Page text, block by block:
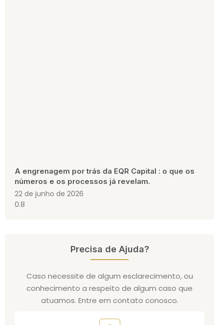
A engrenagem por trás da EQR Capital : o que os
números e os processos já revelam.
22 de junho de 2026
Precisa de Ajuda?
Caso necessite de algum esclarecimento, ou
conhecimento a respeito de algum caso que
atuamos. Entre em contato conosco.